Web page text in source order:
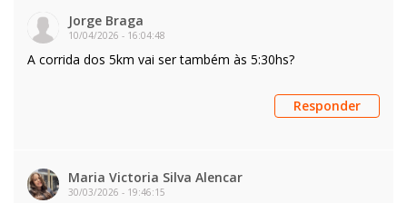
Jorge Braga
10/04/2026 - 16:04:48
A corrida dos 5km vai ser também às 5:30hs?
Responder
Maria Victoria Silva Alencar
30/03/2026 - 19:46:15